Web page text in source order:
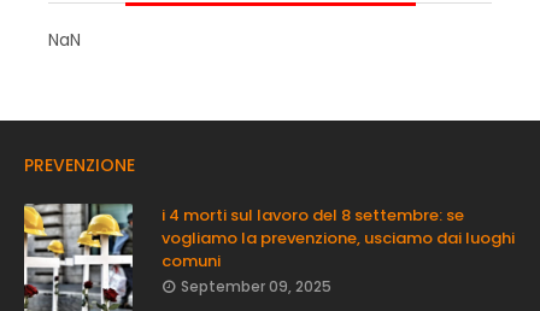
NaN
PREVENZIONE
i 4 morti sul lavoro del 8 settembre: se
vogliamo la prevenzione, usciamo dai luoghi
comuni
September 09, 2025